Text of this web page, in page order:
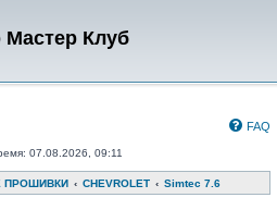
Мастер Клуб
FAQ
07.08.2026, 09:11
ПРОШИВКИ CHEVROLET Simtec 7.6